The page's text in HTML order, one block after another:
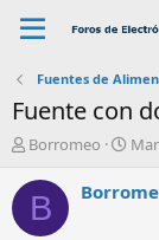
Fuentes de
Fuente con
A
t
o
r
Borromeo
F
c
B